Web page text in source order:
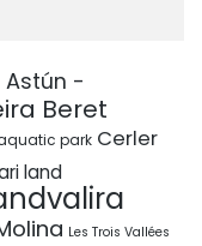
Astún -
Beret
park Cerler
land
Les Trois Vallées